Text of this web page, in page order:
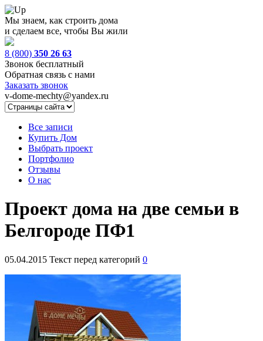
Мы знаем, как строить дома
и сделаем все, чтобы Вы жили
8 (800) 350 26 63
Звонок бесплатный
Обратная связь с нами
Заказать звонок
v-dome-mechty@yandex.ru
Все записи
Купить Дом
Выбрать проект
Портфолио
Отзывы
О нас
Проект дома на две семьи в
Белгороде ПФ1
05.04.2015 Текст перед категорий 0